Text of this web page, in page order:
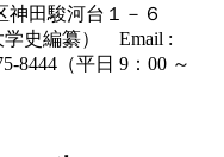
田駿河台１－６
学史編纂） Email :
8444（平日 9：00 ～